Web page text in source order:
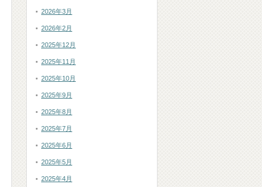
2026年3月
2026年2月
2025年12月
2025年11月
2025年10月
2025年9月
2025年8月
2025年7月
2025年6月
2025年5月
2025年4月